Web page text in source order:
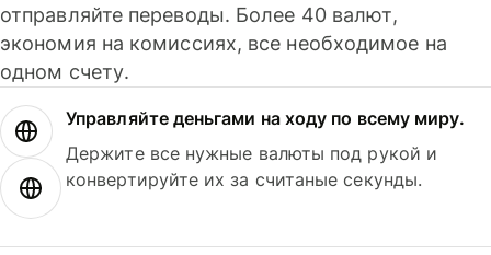
отправляйте переводы. Более 40 валют,
экономия на комиссиях, все необходимое на
одном счету.
Управляйте деньгами на ходу по всему миру.
Держите все нужные валюты под рукой и
конвертируйте их за считаные секунды.